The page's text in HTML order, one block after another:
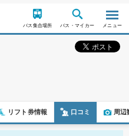
バス集合場所 バス・マイカー メニュー
リフト券情報 口コミ 周辺